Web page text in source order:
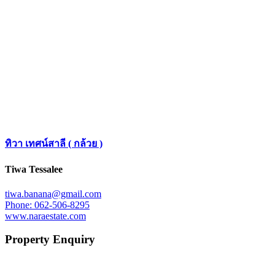
ทิวา เทศน์สาลี ( กล้วย )
​Tiwa​ Tessalee
tiwa.banana@gmail.com
Phone: 062-506-8295
www.naraestate.com
Property Enquiry